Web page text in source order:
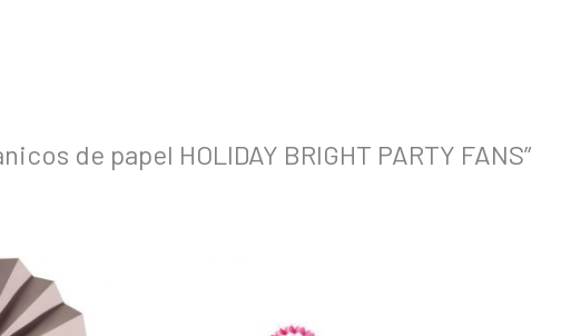
de papel HOLIDAY BRIGHT PARTY FANS”